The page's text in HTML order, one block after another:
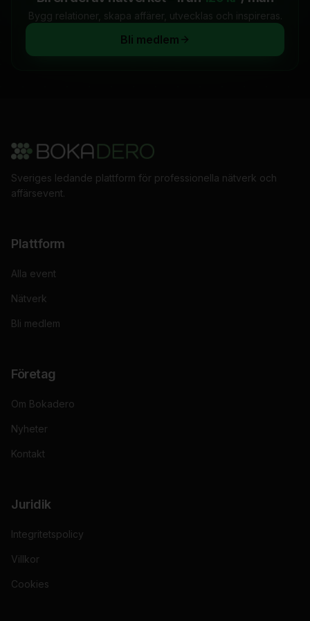
Bygg relationer, skapa affärer, utvecklas och inspireras.
Bli medlem
Sveriges ledande plattform för professionella nätverk och
affärsevent.
Plattform
Alla event
Nätverk
Bli medlem
Företag
Om Bokadero
Nyheter
Kontakt
Juridik
Integritetspolicy
Villkor
Cookies